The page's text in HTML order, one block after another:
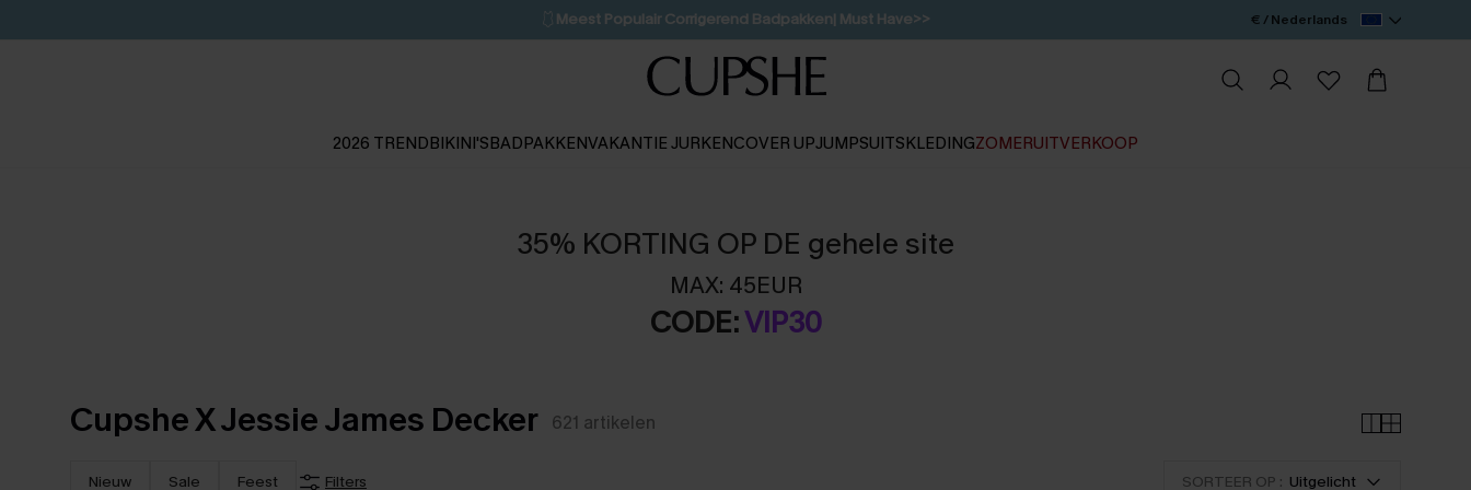
🩱 Meest Populair Corrigerend Badpakken| Must Have>>
💌Abonneer je & ontvang tot 15% korting>>
Koop 3, krijg 15% korting | CODE: SW15 1D:13H:33M:52S
€ / Nederlands
2026 TRENDBIKINI'SBADPAKKENVAKANTIE JURKENCOVER UPJUMPSUITSKLEDINGZOMERUITVERKOOP
35% KORTING OP DE gehele site
MAX: 45EUR
CODE:VIP30
Cupshe X Jessie James Decker 621 artikelen
Nieuw Sale Feest Filters SORTEER OP : Uitgelicht